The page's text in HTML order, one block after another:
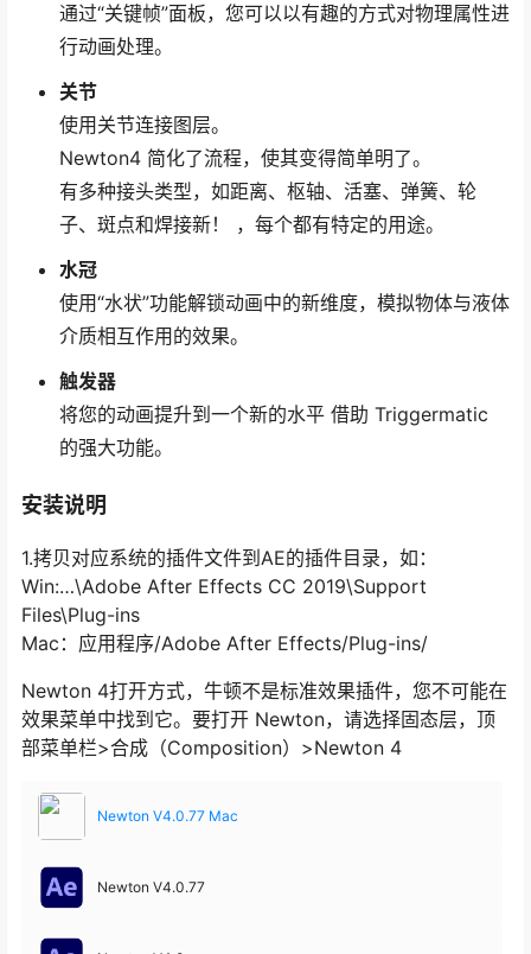
通过“关键帧”面板，您可以以有趣的方式对物理属性进
行动画处理。
关节
使用关节连接图层。
Newton4 简化了流程，使其变得简单明了。
有多种接头类型，如距离、枢轴、活塞、弹簧、轮
子、斑点和焊接新！ ，每个都有特定的用途。
水冠
使用“水状”功能解锁动画中的新维度，模拟物体与液体
介质相互作用的效果。
触发器
将您的动画提升到一个新的水平 借助 Triggermatic
的强大功能。
安装说明
1.拷贝对应系统的插件文件到AE的插件目录，如：
Win:…\Adobe After Effects CC 2019\Support
Files\Plug-ins
Mac：应用程序/Adobe After Effects/Plug-ins/
Newton 4打开方式，牛顿不是标准效果插件，您不可能在
效果菜单中找到它。要打开 Newton，请选择固态层，顶
部菜单栏>合成（Composition）>Newton 4
Newton V4.0.77 Mac
Newton V4.0.77